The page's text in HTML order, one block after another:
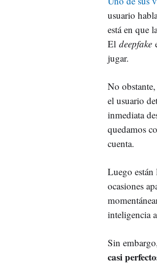
usuario
está en que
El deepfake
jugar.
No
el usuario
inmediata
quedamos
cuenta.
Luego están
ocasiones
inteligencia
Sin
casi